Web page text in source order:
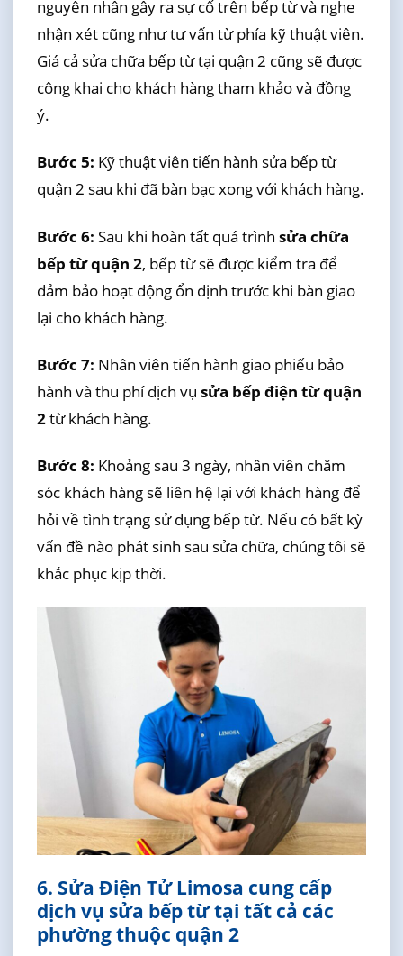
nguyên nhân gây ra sự cố trên bếp từ và nghe
nhận xét cũng như tư vấn từ phía kỹ thuật viên.
Giá cả sửa chữa bếp từ tại quận 2 cũng sẽ được
công khai cho khách hàng tham khảo và đồng
ý.
Bước 5: Kỹ thuật viên tiến hành sửa bếp từ
quận 2 sau khi đã bàn bạc xong với khách hàng.
Bước 6: Sau khi hoàn tất quá trình sửa chữa
bếp từ quận 2, bếp từ sẽ được kiểm tra để
đảm bảo hoạt động ổn định trước khi bàn giao
lại cho khách hàng.
Bước 7: Nhân viên tiến hành giao phiếu bảo
hành và thu phí dịch vụ sửa bếp điện từ quận
2từ khách hàng.
Bước 8: Khoảng sau 3 ngày, nhân viên chăm
sóc khách hàng sẽ liên hệ lại với khách hàng để
hỏi về tình trạng sử dụng bếp từ. Nếu có bất kỳ
vấn đề nào phát sinh sau sửa chữa, chúng tôi sẽ
khắc phục kịp thời.
6. Sửa Điện Tử Limosa cung cấp
dịch vụ sửa bếp từ tại tất cả các
phường thuộc quận 2